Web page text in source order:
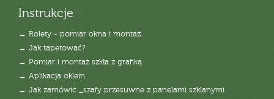
Instrukcje
→ Rolety - pomiar okna i montaż
→ Jak tapetować?
→ Pomiar i montaż szkła z grafiką
→ Aplikacja oklein
→ Jak zamówić _szafy przesuwne z panelami szklanymi